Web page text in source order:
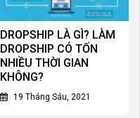
DROPSHIP LÀ GÌ? LÀM
DROPSHIP CÓ TỐN
NHIỀU THỜI GIAN
KHÔNG?
19 Tháng Sáu, 2021